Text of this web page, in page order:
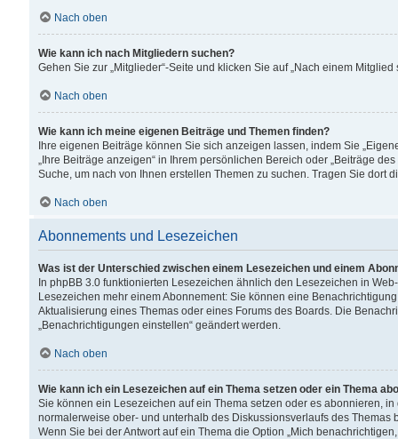
Nach oben
Wie kann ich nach Mitgliedern suchen?
Gehen Sie zur „Mitglieder“-Seite und klicken Sie auf „Nach einem Mitglied
Nach oben
Wie kann ich meine eigenen Beiträge und Themen finden?
Ihre eigenen Beiträge können Sie sich anzeigen lassen, indem Sie
„Ihre Beiträge anzeigen“ in Ihrem persönlichen Bereich oder „Beiträge
Suche, um nach von Ihnen erstellen Themen zu suchen. Tragen Sie dort
Nach oben
Abonnements und Lesezeichen
Was ist der Unterschied zwischen einem Lesezeichen und einem
In phpBB 3.0 funktionierten Lesezeichen ähnlich den Lesezeichen in
Lesezeichen mehr einem Abonnement: Sie können eine
Aktualisierung eines Themas oder eines Forums des Boards. Die
„Benachrichtigungen einstellen“ geändert werden.
Nach oben
Wie kann ich ein Lesezeichen auf ein Thema setzen oder ein Thema
Sie können ein Lesezeichen auf ein Thema setzen oder es abonnieren,
normalerweise ober- und unterhalb des Diskussionsverlaufs des Themas
Wenn Sie bei der Antwort auf ein Thema die Option „Mich